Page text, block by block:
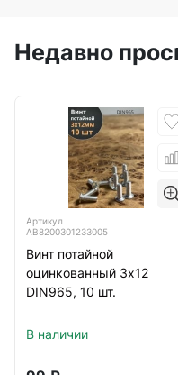
Недавно
Артикул
АВ8200301233005
Винт потайной
оцинкованный 3х12
DIN965, 10 шт.
В наличии